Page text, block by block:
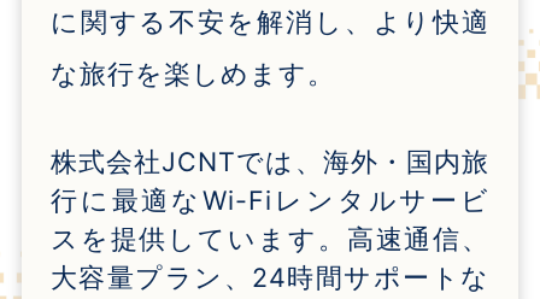
に関する不安を解消し、より快適
な旅行を楽しめます。
株式会社JCNTでは、海外・国内旅
行に最適なWi-Fi レンタルサービ
スを提供しています。高速通信、
大容量プラン、 24時間サポートな